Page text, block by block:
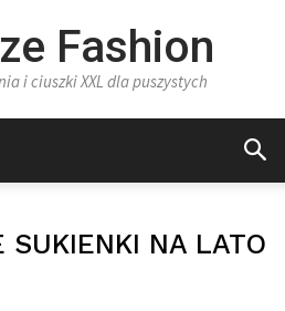
Fashion
i ciuszki XXL dla puszystych
SUKIENKI NA LATO